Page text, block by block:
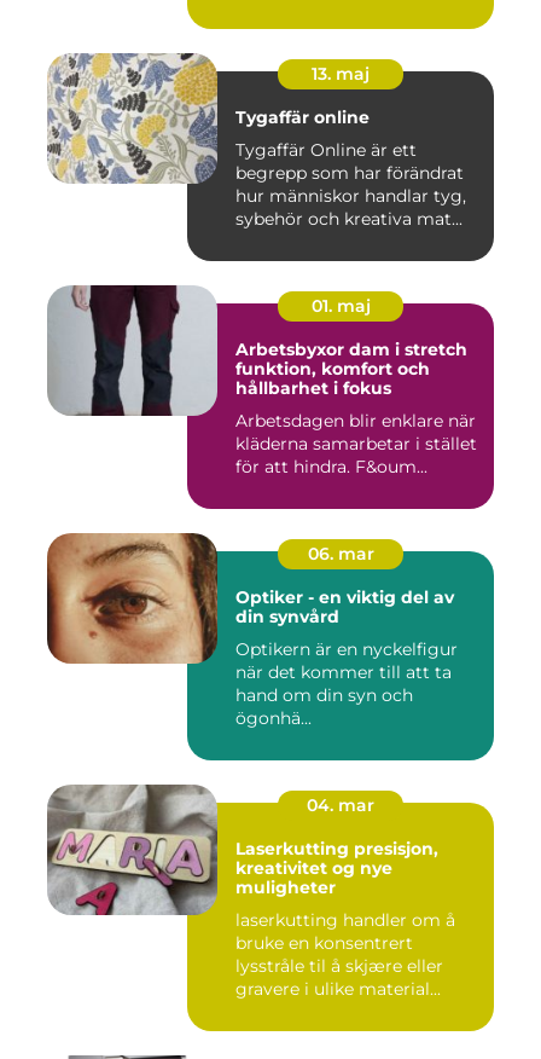
13. maj
Tygaffär online
Tygaffär Online är ett
begrepp som har förändrat
hur människor handlar tyg,
sybehör och kreativa mat...
01. maj
Arbetsbyxor dam i stretch
funktion, komfort och
hållbarhet i fokus
Arbetsdagen blir enklare när
kläderna samarbetar i stället
för att hindra. F&oum...
06. mar
Optiker - en viktig del av
din synvård
Optikern är en nyckelfigur
när det kommer till att ta
hand om din syn och
ögonhä...
04. mar
Laserkutting presisjon,
kreativitet og nye
muligheter
laserkutting handler om å
bruke en konsentrert
lysstråle til å skjære eller
gravere i ulike material...